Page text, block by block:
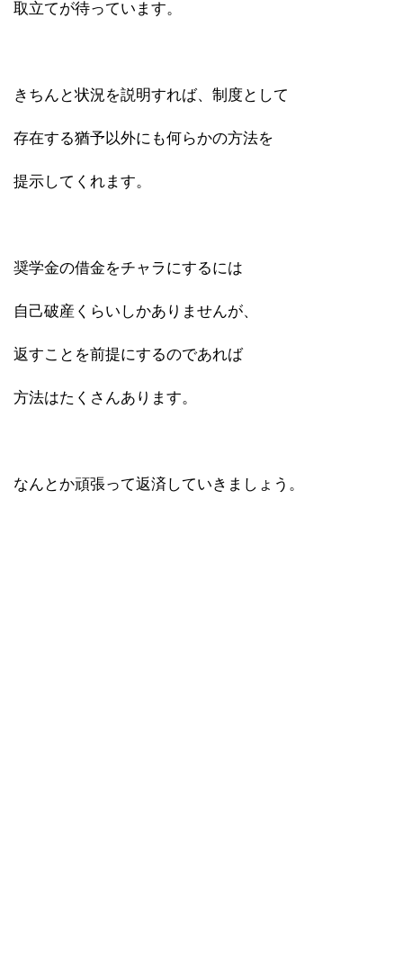
取立てが待っています。
きちんと状況を説明すれば、制度として
存在する猶予以外にも何らかの方法を
提示してくれます。
奨学金の借金をチャラにするには
自己破産くらいしかありませんが、
返すことを前提にするのであれば
方法はたくさんあります。
なんとか頑張って返済していきましょう。